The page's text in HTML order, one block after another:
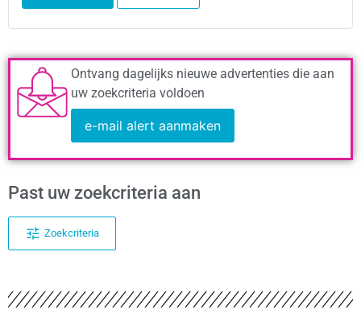
Ontvang dagelijks nieuwe advertenties die aan
uw zoekcriteria voldoen
e-mail alert aanmaken
Past uw zoekcriteria aan
Zoekcriteria